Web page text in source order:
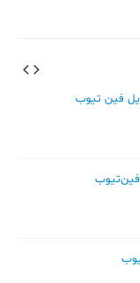
فین تیوب
فین‌تیوب